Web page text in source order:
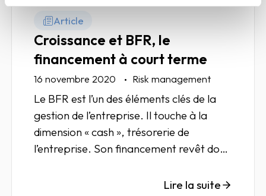
Article
Croissance et BFR, le
financement à court terme
16 novembre 2020 Risk management
Le BFR est l’un des éléments clés de la
gestion de l’entreprise. Il touche à la
dimension « cash », trésorerie de
l’entreprise. Son financement revêt donc
Lire la suite